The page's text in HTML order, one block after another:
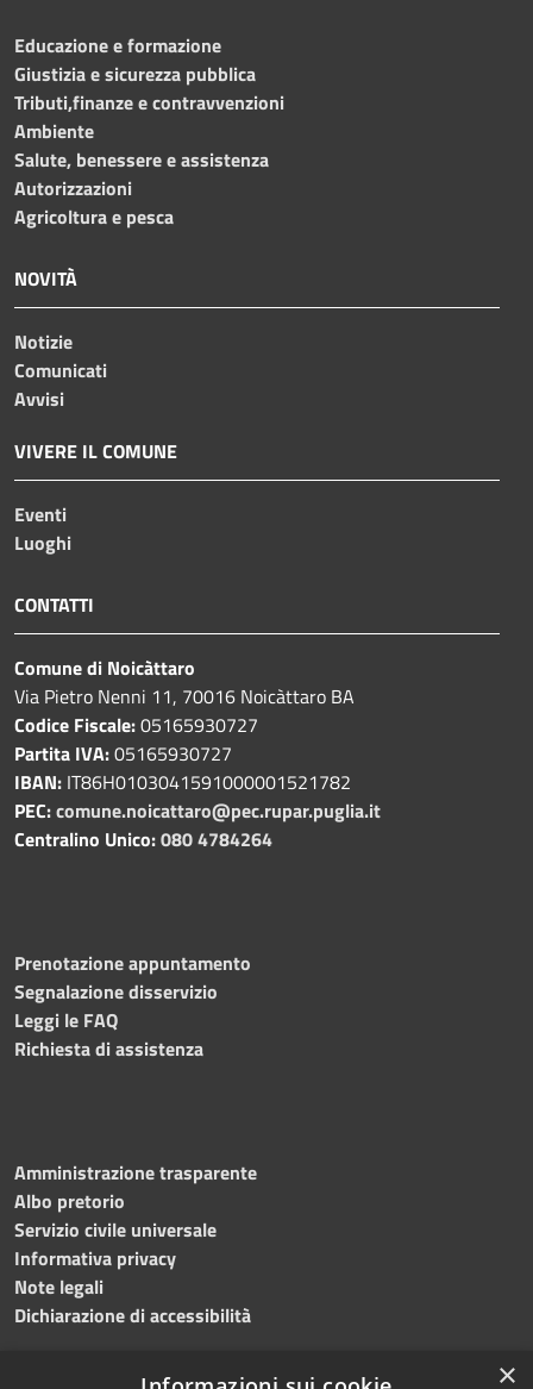
Educazione e formazione
Giustizia e sicurezza pubblica
Tributi,finanze e contravvenzioni
Ambiente
Salute, benessere e assistenza
Autorizzazioni
Agricoltura e pesca
NOVITÀ
Notizie
Comunicati
Avvisi
VIVERE IL COMUNE
Eventi
Luoghi
CONTATTI
Comune di Noicàttaro
Via Pietro Nenni 11, 70016 Noicàttaro BA
Codice Fiscale:05165930727
Partita IVA:05165930727
IBAN: IT86H0103041591000001521782
PEC:comune.noicattaro@pec.rupar.puglia.it
Centralino Unico:080 4784264
Prenotazione appuntamento
Segnalazione disservizio
Leggi le FAQ
Richiesta di assistenza
Amministrazione trasparente
Albo pretorio
Servizio civile universale
Informativa privacy
Note legali
Dichiarazione di accessibilità
×